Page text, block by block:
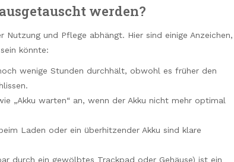
werden?
und Pflege abhängt. Hier sind einige Anzeichen,
könnte:
wenige Stunden durchhält, obwohl es früher den
„Akku warten“ an, wenn der Akku nicht mehr optimal
Laden oder ein überhitzender Akku sind klare
durch ein gewölbtes Trackpad oder Gehäuse) ist ein